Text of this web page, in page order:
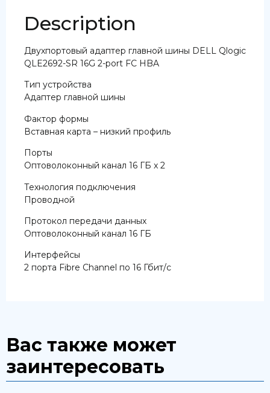
Description
Двухпортовый адаптер главной шины DELL Qlogic
QLE2692-SR 16G 2-port FC HBA
Тип устройства
Адаптер главной шины
Фактор формы
Вставная карта – низкий профиль
Порты
Оптоволоконный канал 16 ГБ x 2
Технология подключения
Проводной
Протокол передачи данных
Оптоволоконный канал 16 ГБ
Интерфейсы
2 порта Fibre Channel по 16 Гбит/с
Вас также может
заинтересовать